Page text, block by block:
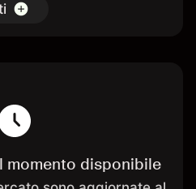
momento disponibile